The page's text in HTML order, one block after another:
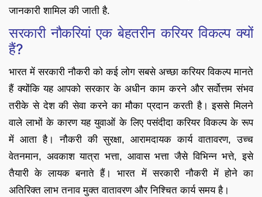
जानकारी शामिल की जाती है.
सरकारी नौकरियां एक बेहतरीन करियर विकल्प क्यों
हैं?
भारत में सरकारी नौकरी को कई लोग सबसे अच्छा करियर विकल्प मानते
हैं क्योंकि यह आपको सरकार के अधीन काम करने और सर्वोत्तम संभव
तरीके से देश की सेवा करने का मौका प्रदान करती है। इससे मिलने
वाले लाभों के कारण यह युवाओं के लिए पसंदीदा करियर विकल्प के रूप
में आता है। नौकरी की सुरक्षा, आरामदायक कार्य वातावरण, उच्च
वेतनमान, अवकाश यात्रा भत्ता, आवास भत्ता जैसे विभिन्न भत्ते, इसे
तैयारी के लायक बनाते हैं। भारत में सरकारी नौकरी में होने का
अतिरिक्त लाभ तनाव मुक्त वातावरण और निश्चित कार्य समय है।